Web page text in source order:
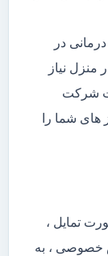
در
نیاز
شرکت
های شما را
تمایل ،
خصوصی ، به